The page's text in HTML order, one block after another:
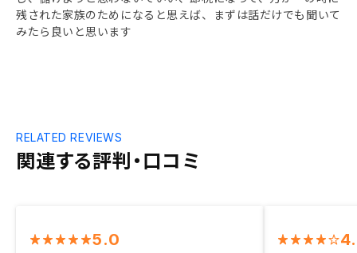
残された家族のためになると思えば、まずは話だけでも聞いて
みたら良いと思います
関連する評判・口コミ
RELATED REVIEWS
5.0